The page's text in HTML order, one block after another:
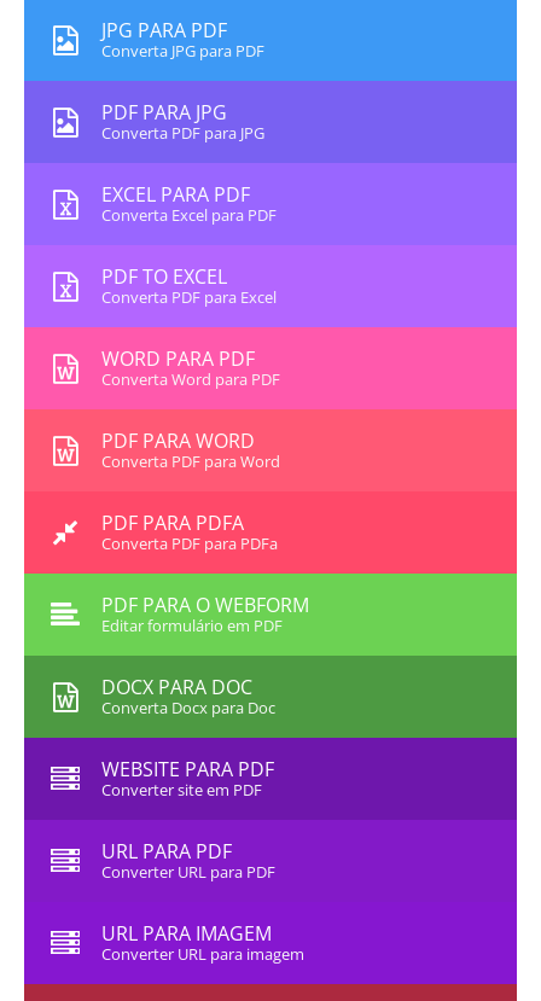
JPG PARA PDF
Converta JPG para PDF
PDF PARA JPG
Converta PDF para JPG
EXCEL PARA PDF
Converta Excel para PDF
PDF TO EXCEL
Converta PDF para Excel
WORD PARA PDF
Converta Word para PDF
PDF PARA WORD
Converta PDF para Word
PDF PARA PDFA
Converta PDF para PDFa
PDF PARA O WEBFORM
Editar formulário em PDF
DOCX PARA DOC
Converta Docx para Doc
WEBSITE PARA PDF
Converter site em PDF
URL PARA PDF
Converter URL para PDF
URL PARA IMAGEM
Converter URL para imagem